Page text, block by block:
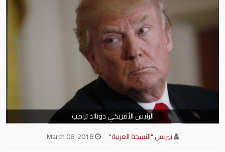
الرئيس الأمريكي دونالد ترامب
بيزنس "النسخة العربية"
March 08, 2018